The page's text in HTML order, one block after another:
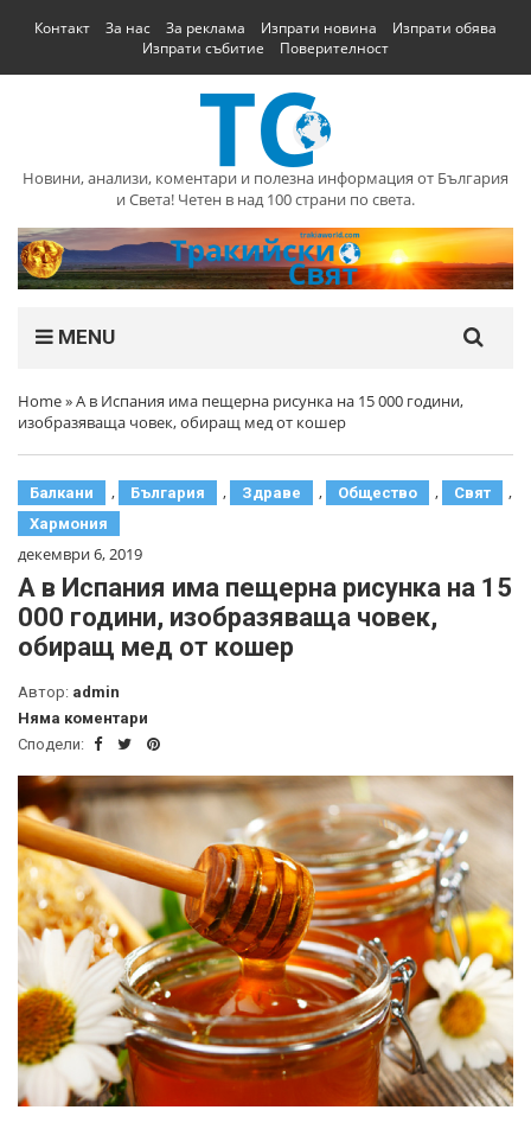
Контакт За нас За реклама Изпрати новина
Изпрати обява
Изпрати събитие
Поверителност
Новини, анализи, коментари и полезна информация от България
и Света! Четен в над 100 страни по света.
MENU
Home»А в Испания има пещерна рисунка на 15 000 години,
изобразяваща човек, обиращ мед от кошер
Балкани , България , Здраве , Общество , Свят ,
Хармония
декември 6, 2019
А в Испания има пещерна рисунка на 15
000 години, изобразяваща човек,
обиращ мед от кошер
Автор: admin
Няма коментари
Сподели: